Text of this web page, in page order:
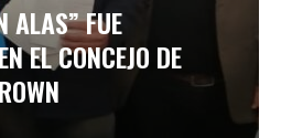
ALAS” FUE
EL CONCEJO DE